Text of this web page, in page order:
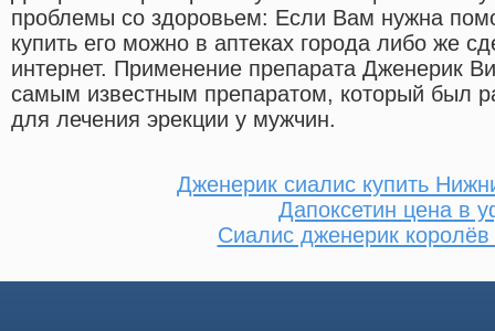
проблемы со здоровьем: Если Вам нужна
купить его можно в аптеках города либо же
интернет. Применение препарата Дженерик
самым известным препаратом, который был
для лечения эрекции у мужчин.
Дженерик сиалис купить
Дапоксетин цена в
Сиалис дженерик